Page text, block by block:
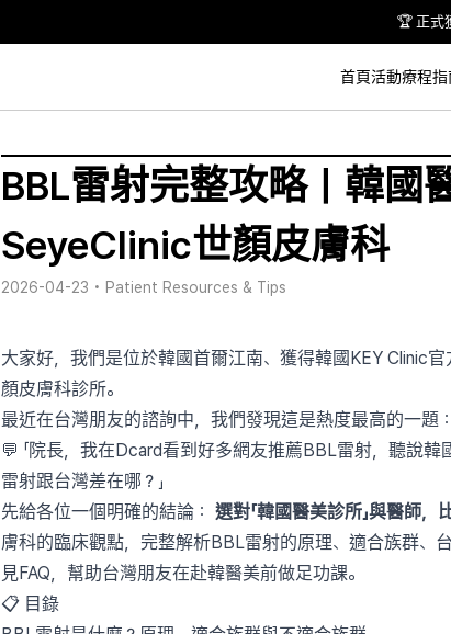
🏆 正式
首頁活動療程指
BBL雷射完整攻略｜韓國
SeyeClinic世顏皮膚科
2026-04-23 • Patient Resources & Tips
大家好，我們是位於韓國首爾江南、獲得韓國KEY Clinic官
顏皮膚科診所。
最近在台灣朋友的諮詢中，我們發現這是熱度最高的一題：
💬 「院長，我在Dcard看到好多網友推薦BBL雷射，聽說
雷射跟台灣差在哪？」
先給各位一個明確的結論： 選對「韓國醫美診所」與醫師，
膚科的臨床觀點，完整解析BBL雷射的原理、適合族群、
見FAQ，幫助台灣朋友在赴韓醫美前做足功課。
📋 目錄